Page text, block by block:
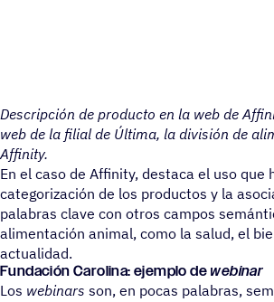
Descripción de producto en la web de
web de la filial de Última, la división de
Affinity.
En el caso de Affinity, destaca el uso que
categorización de los productos y la
palabras clave con otros campos
alimentación animal, como la salud, el
actualidad.
Fundación Carolina: ejemplo dewebinar
Los webinars son, en pocas palabras,